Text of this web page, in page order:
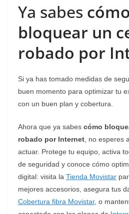
Ya sabes cómo
bloquear un
robado por
Si ya has tomado medidas de
buen momento para optimizar tu
con un buen plan y cobertura.
Ahora que ya sabes cómo
robado por Internet , no esperes
actuar. Protege tu equipo, activa
de seguridad y conoce cómo
digital: visita la Tienda Movistar
mejores accesorios, asegura tus
Cobertura fibra Movistar, o